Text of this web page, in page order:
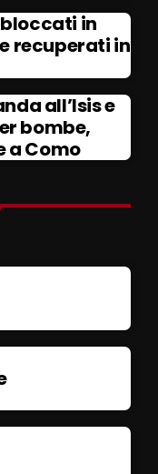
in
recuperati in
all’Isis e
bombe,
a Como